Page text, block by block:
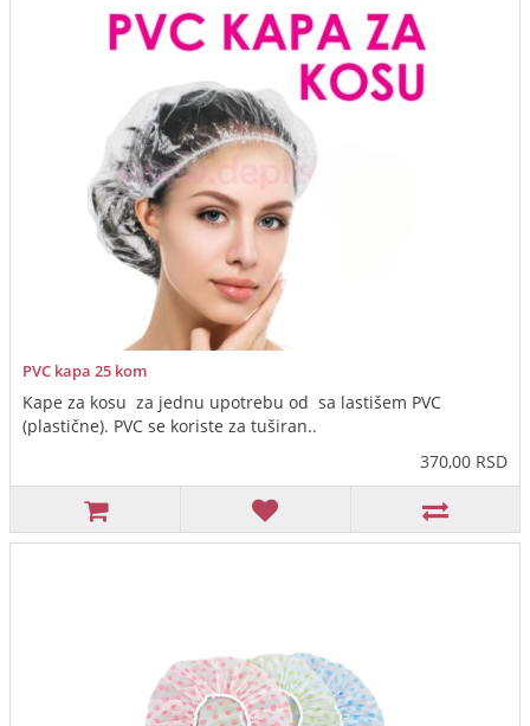
PVC kapa 25 kom
Kape za kosu za jednu upotrebu od sa lastišem PVC
(plastične). PVC se koriste za tuširan..
370,00 RSD